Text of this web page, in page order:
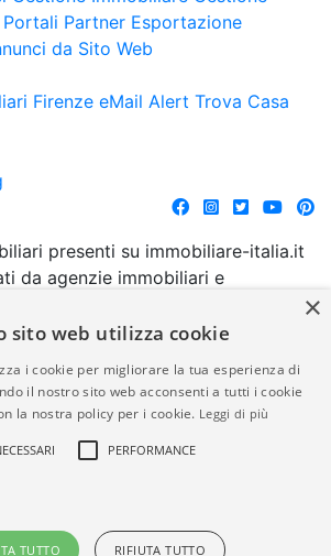
Portali Partner Esportazione
da Sito Web
Firenze eMail Alert Trova Casa
presenti su immobiliare-italia.it
da agenzie immobiliari e
o l'avallo da parte di
di quest'ultima. immobiliare-italia.it
della veridicità, della
completezza, della normativa in
e/o di alcun altro aspetto dei
- 2026
Powered by
×
sito web utilizza cookie
i cookie per migliorare la tua esperienza di
il nostro sito web acconsenti a tutti i cookie
la nostra policy per i cookie. Leggi di più
PERFORMANCE
TUTTO RIFIUTA TUTTO